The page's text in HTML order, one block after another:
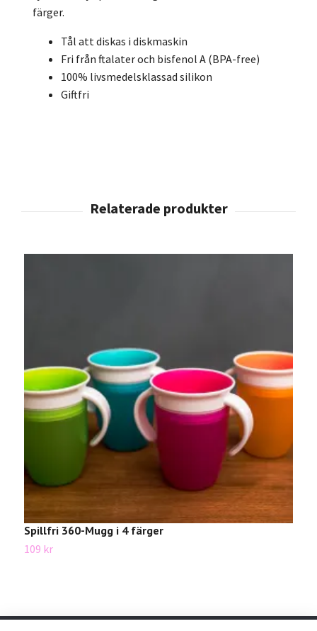
färger.
Tål att diskas i diskmaskin
Fri från ftalater och bisfenol A (BPA-free)
100% livsmedelsklassad silikon
Giftfri
Spillfri 360-Mugg i 4 färger
109 kr